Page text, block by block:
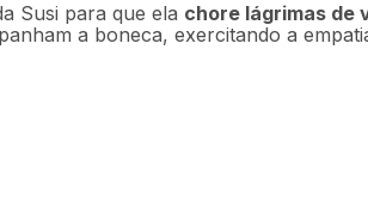
Susi para que ela chore lágrimas de
a boneca, exercitando a